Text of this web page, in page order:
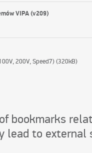
VIPA (v209)
200V, Speed7) (320kB)
bookmarks
lead to external